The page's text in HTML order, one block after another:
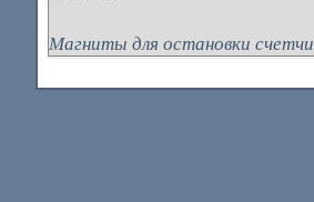
Магниты для остановки